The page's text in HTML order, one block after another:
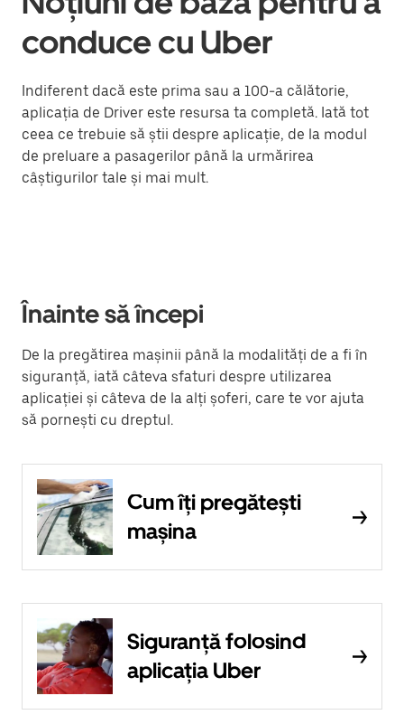
conduce cu Uber
Indiferent dacă este prima sau a 100-a călătorie,
aplicația de Driver este resursa ta completă. Iată tot
ceea ce trebuie să știi despre aplicație, de la modul
de preluare a pasagerilor până la urmărirea
câștigurilor tale și mai mult.
Înainte să începi
De la pregătirea mașinii până la modalități de a fi în
siguranță, iată câteva sfaturi despre utilizarea
aplicației și câteva de la alți șoferi, care te vor ajuta
să pornești cu dreptul.
Cum îți pregătești
mașina
Siguranță folosind
aplicația Uber